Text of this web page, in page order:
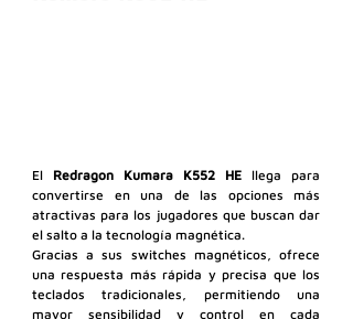
El Redragon Kumara K552 HE llega para
convertirse en una de las opciones más
atractivas para los jugadores que buscan dar
el salto a la tecnología magnética.
Gracias a sus switches magnéticos, ofrece
una respuesta más rápida y precisa que los
teclados tradicionales, permitiendo una
mayor sensibilidad y control en cada